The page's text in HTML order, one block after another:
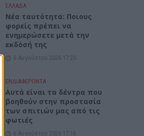
ΕΛΛΑΔΑ
Νέα ταυτότητα: Ποιους
φορείς πρέπει να
ενημερώσετε μετά την
εκδόσή της
6 Αυγούστου 2026 17:20
ΕΝΔΙΑΦΕΡΟΝΤΑ
Αυτά είναι τα δέντρα που
βοηθούν στην προστασία
των σπιτιών μας από τις
φωτιές
6 Αυγούστου 2026 17:16